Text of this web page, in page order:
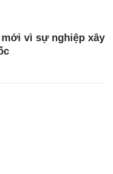
vì sự nghiệp xây